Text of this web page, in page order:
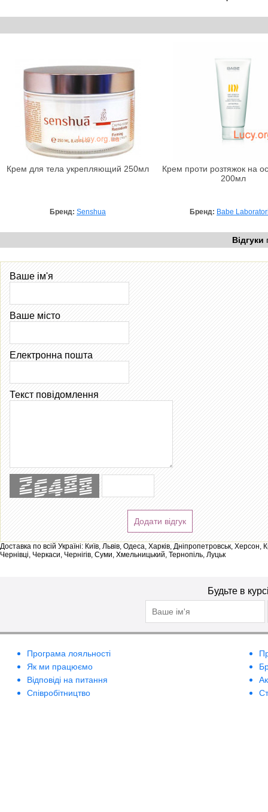
Крем для тела укрепляющий 250мл
Бренд: Senshua
Крем проти розтяжок на
200мл
Бренд: Babe
Відгуки
Ваше ім'я
Ваше місто
Електронна пошта
Текст повідомлення
Додати відгук
Доставка по всій Україні: Київ, Львів, Одеса, Харків, Дніпропетровськ,
Чернівці, Черкаси, Чернігів, Суми, Хмельницький, Тернопіль, Луцьк
Будьте в
Програма лояльності
Як ми працюємо
Відповіді на питання
Співробітництво